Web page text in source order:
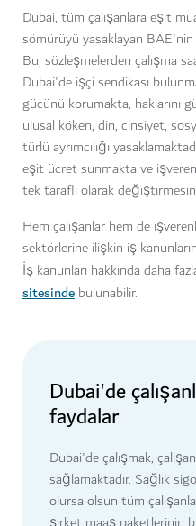
Dubai, tüm çalışanlara eşit
sömürüyü yasaklayan
Bu, sözleşmelerden çalışma
Dubai'de işçi sendikası
gücünü korumakta, haklarını
ulusal köken, din, cinsiyet,
türlü ayrımcılığı
eşit ücret sunmakta ve
tek taraflı olarak
Hem çalışanlar hem de
sektörlerine ilişkin iş
İş kanunları hakkında daha
sitesinde bulunabilir.
Dubai'de
faydalar
Dubai'de çalışmak,
sağlamaktadır. Sağlık
olursa olsun tüm